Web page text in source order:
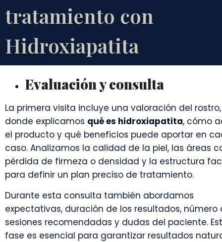
tratamiento con
Hidroxiapatita
Evaluación y consulta
La primera visita incluye una valoración del rostro,
donde explicamos qué es hidroxiapatita, cómo
el producto y qué beneficios puede aportar en
caso. Analizamos la calidad de la piel, las áreas
pérdida de firmeza o densidad y la estructura
para definir un plan preciso de tratamiento.
Durante esta consulta también abordamos
expectativas, duración de los resultados, número
sesiones recomendadas y dudas del paciente.
fase es esencial para garantizar resultados